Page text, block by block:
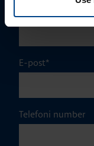
E-post*
Telefoni number